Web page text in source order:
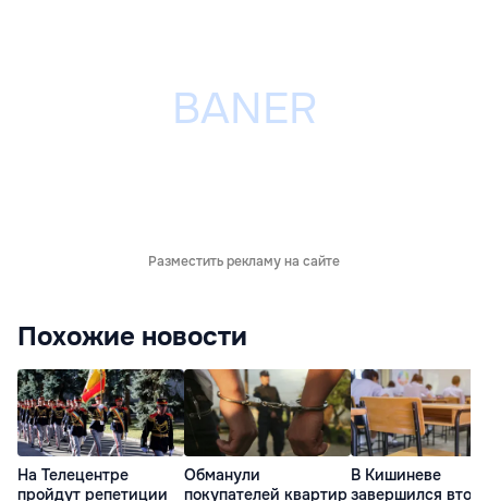
Разместить рекламу на сайте
Похожие новости
На Телецентре
пройдут репетиции
Обманули
покупателей квартир
В Кишиневе
завершился